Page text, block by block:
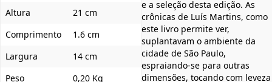
Altura
21 cm
Comprimento
1.6 cm
Largura
14 cm
Peso
0,20 Kg
e a seleção desta edição. As
crônicas de Luís Martins, como
este livro permite ver,
suplantavam o ambiente da
cidade de São Paulo,
espraiando-se para outras
dimensões, tocando com leveza